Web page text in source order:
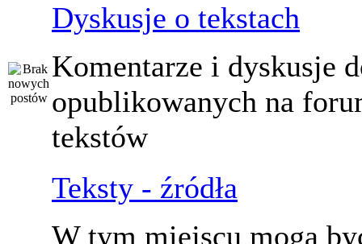
Dyskusje o tekstach
Komentarze i dyskusje
opublikowanych na
tekstów
Teksty - źródła
W tym miejscu mogą